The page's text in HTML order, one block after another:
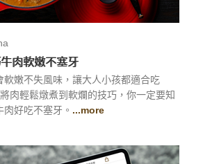
肉軟嫩不塞牙
軟嫩不失風味，讓大人小孩都適合吃
肉輕鬆燉煮到軟爛的技巧，你一定要知
好吃不塞牙。 ...more